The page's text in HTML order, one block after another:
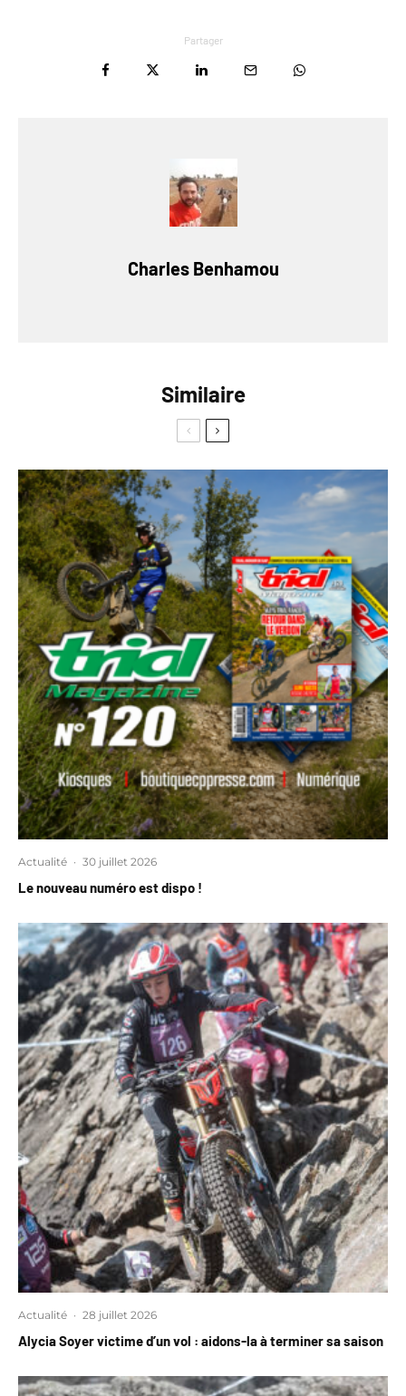
Partager
Charles Benhamou
Similaire
Actualité · 30 juillet 2026
Le nouveau numéro est dispo !
Actualité · 28 juillet 2026
Alycia Soyer victime d’un vol : aidons-la à terminer sa saison